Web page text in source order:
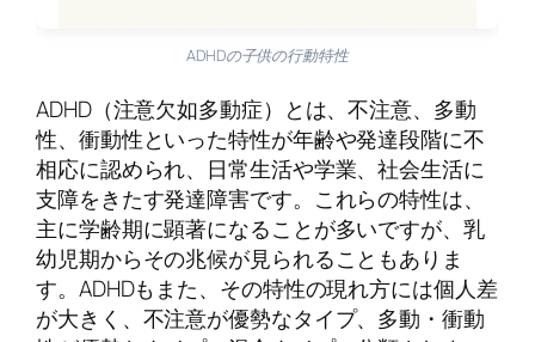
ADHDの子供の行動特性
ADHD（注意欠如多動症）とは、不注意、多動
性、衝動性といった特性が年齢や発達段階に不
相応に認められ、日常生活や学業、社会生活に
支障をきたす発達障害です。これらの特性は、
主に学齢期に顕著になることが多いですが、乳
幼児期からその兆候が見られることもありま
す。ADHDもまた、その特性の現れ方には個人差
が大きく、不注意が優勢なタイプ、多動・衝動